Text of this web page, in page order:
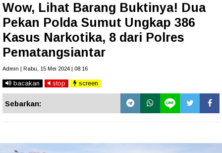
Wow, Lihat Barang Buktinya! Dua
Pekan Polda Sumut Ungkap 386
Kasus Narkotika, 8 dari Polres
Pematangsiantar
Admin | Rabu, 15 Mei 2024 | 08:16
bacakan stop screen
Sebarkan: